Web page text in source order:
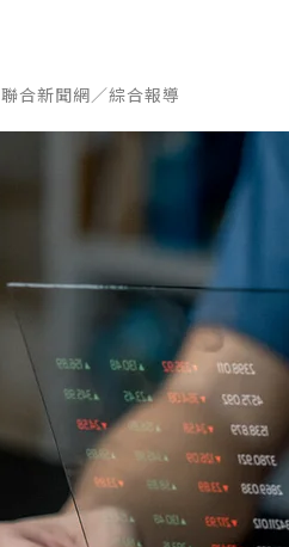
聯合新聞網／綜合報導